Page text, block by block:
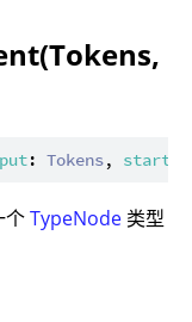
: Tokens,
个TypeNode 类型